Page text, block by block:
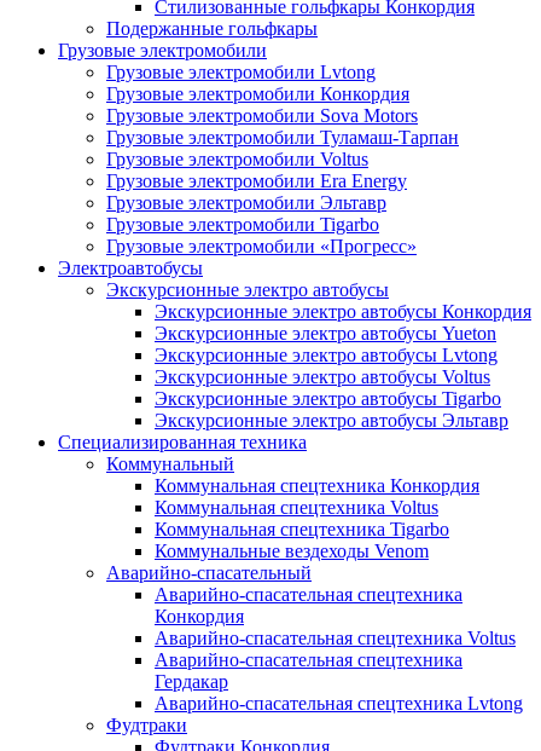
Стилизованные гольфкары Конкордия
Подержанные гольфкары
Грузовые электромобили
Грузовые электромобили Lvtong
Грузовые электромобили Конкордия
Грузовые электромобили Sova Motors
Грузовые электромобили Туламаш-Тарпан
Грузовые электромобили Voltus
Грузовые электромобили Era Energy
Грузовые электромобили Эльтавр
Грузовые электромобили Tigarbo
Грузовые электромобили «Прогресс»
Электроавтобусы
Экскурсионные электро автобусы
Экскурсионные электро автобусы Конкордия
Экскурсионные электро автобусы Yueton
Экскурсионные электро автобусы Lvtong
Экскурсионные электро автобусы Voltus
Экскурсионные электро автобусы Tigarbo
Экскурсионные электро автобусы Эльтавр
Специализированная техника
Коммунальный
Коммунальная спецтехника Конкордия
Коммунальная спецтехника Voltus
Коммунальная спецтехника Tigarbo
Коммунальные вездеходы Venom
Аварийно-спасательный
Аварийно-спасательная спецтехника
Конкордия
Аварийно-спасательная спецтехника Voltus
Аварийно-спасательная спецтехника
Гердакар
Аварийно-спасательная спецтехника Lvtong
Фудтраки